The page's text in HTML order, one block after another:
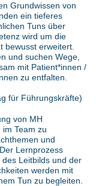
Grundwissen von
ein tieferes
Tuns über
wird um die
bewusst erweitert.
und suchen Wege,
mit Patient*innen /
zu entfalten.
für Führungskräfte)
von MH
Team zu
und
Lernprozess
Leitbilds und der
werden mit
Tun zu begleiten.